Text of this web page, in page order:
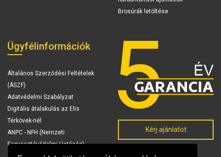
Brosúrák letöltése
Ügyfélinformációk
Általános Szerződési Feltételek
(ÁSZF)
Adatvédelmi Szabályzat
Digitális átalakulás az Elis
Térkövek-nél
ANPC - NFH (Nemzeti
Fogyasztóvédelmi Hatóság)
Kérj ajánlatot